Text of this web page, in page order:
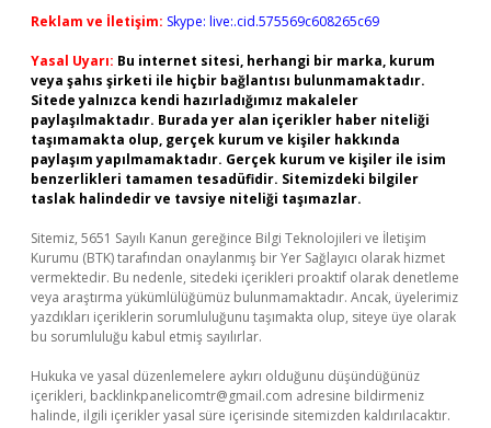
Reklam ve İletişim: Skype: live:.cid.575569c608265c69
Yasal Uyarı: Bu internet sitesi, herhangi bir marka, kurum
veya şahıs şirketi ile hiçbir bağlantısı bulunmamaktadır.
Sitede yalnızca kendi hazırladığımız makaleler
paylaşılmaktadır. Burada yer alan içerikler haber niteliği
taşımamakta olup, gerçek kurum ve kişiler hakkında
paylaşım yapılmamaktadır. Gerçek kurum ve kişiler ile isim
benzerlikleri tamamen tesadüfidir. Sitemizdeki bilgiler
taslak halindedir ve tavsiye niteliği taşımazlar.
Sitemiz, 5651 Sayılı Kanun gereğince Bilgi Teknolojileri ve İletişim
Kurumu (BTK) tarafından onaylanmış bir Yer Sağlayıcı olarak hizmet
vermektedir. Bu nedenle, sitedeki içerikleri proaktif olarak denetleme
veya araştırma yükümlülüğümüz bulunmamaktadır. Ancak, üyelerimiz
yazdıkları içeriklerin sorumluluğunu taşımakta olup, siteye üye olarak
bu sorumluluğu kabul etmiş sayılırlar.
Hukuka ve yasal düzenlemelere aykırı olduğunu düşündüğünüz
içerikleri, backlinkpanelicomtr@gmail.com adresine bildirmeniz
halinde, ilgili içerikler yasal süre içerisinde sitemizden kaldırılacaktır.